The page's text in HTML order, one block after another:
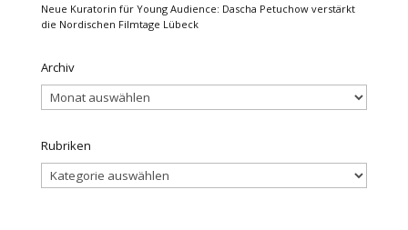
Neue Kuratorin für Young Audience: Dascha Petuchow verstärkt
die Nordischen Filmtage Lübeck
Archiv
Archiv
Rubriken
Rubriken